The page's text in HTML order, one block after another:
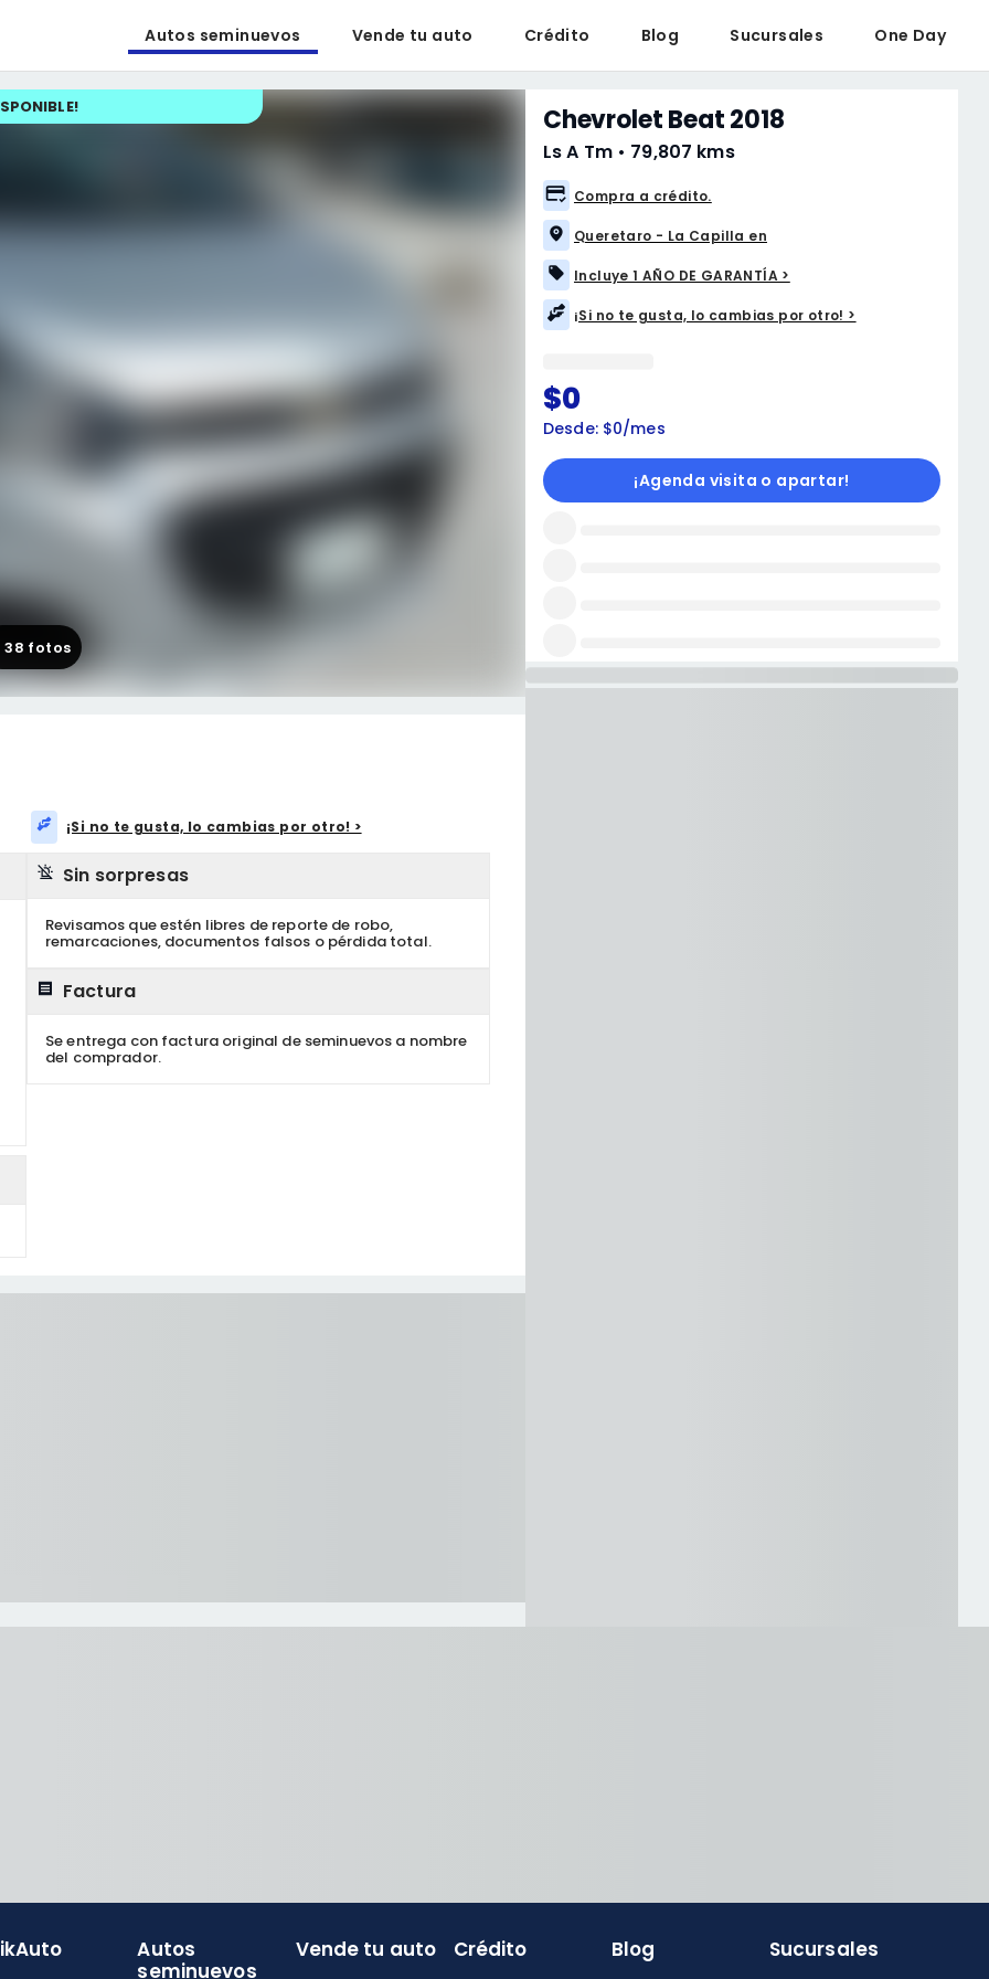
Autos seminuevos Vende tu auto Crédito Blog Sucursales One Day
!
38 fotos
¡Si no te gusta, lo cambias por otro! >
Sin sorpresas
Revisamos que estén libres de reporte de robo,
remarcaciones, documentos falsos o pérdida total.
Factura
Se entrega con factura original de seminuevos a nombre
del comprador.
Chevrolet Beat 2018
Ls A Tm • 79,807 kms
Compra a crédito.
Queretaro - La Capilla en
Incluye 1 AÑO DE GARANTÍA >
¡Si no te gusta, lo cambias por otro! >
$0
Desde: $0/mes
¡Agenda visita o apartar!
Autos
seminuevos
Vende tu auto Crédito Blog Sucursales